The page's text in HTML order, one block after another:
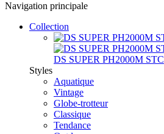
Navigation principale
Collection
DS SUPER PH2000M STC
Styles
Aquatique
Vintage
Globe-trotteur
Classique
Tendance